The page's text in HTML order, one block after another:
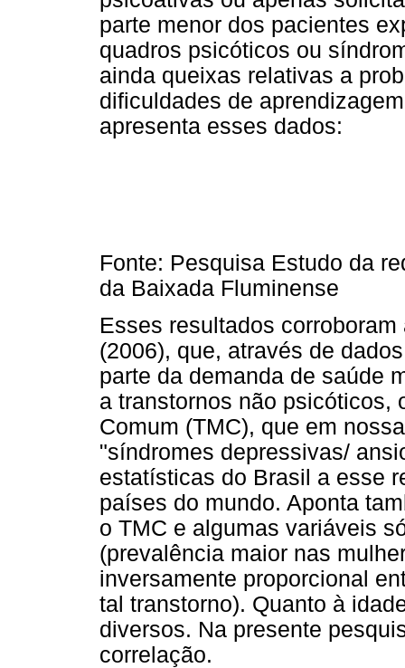
parte menor dos pacientes
quadros psicóticos ou
ainda queixas relativas a
dificuldades de
apresenta esses dados:
Fonte: Pesquisa Estudo da
da Baixada Fluminense
Esses resultados
(2006), que, através de
parte da demanda de saúde
a transtornos não psicóticos,
Comum (TMC), que em
"síndromes depressivas/
estatísticas do Brasil a esse
países do mundo. Aponta
o TMC e algumas variáveis
(prevalência maior nas
inversamente proporcional
tal transtorno). Quanto à
diversos. Na presente
correlação.